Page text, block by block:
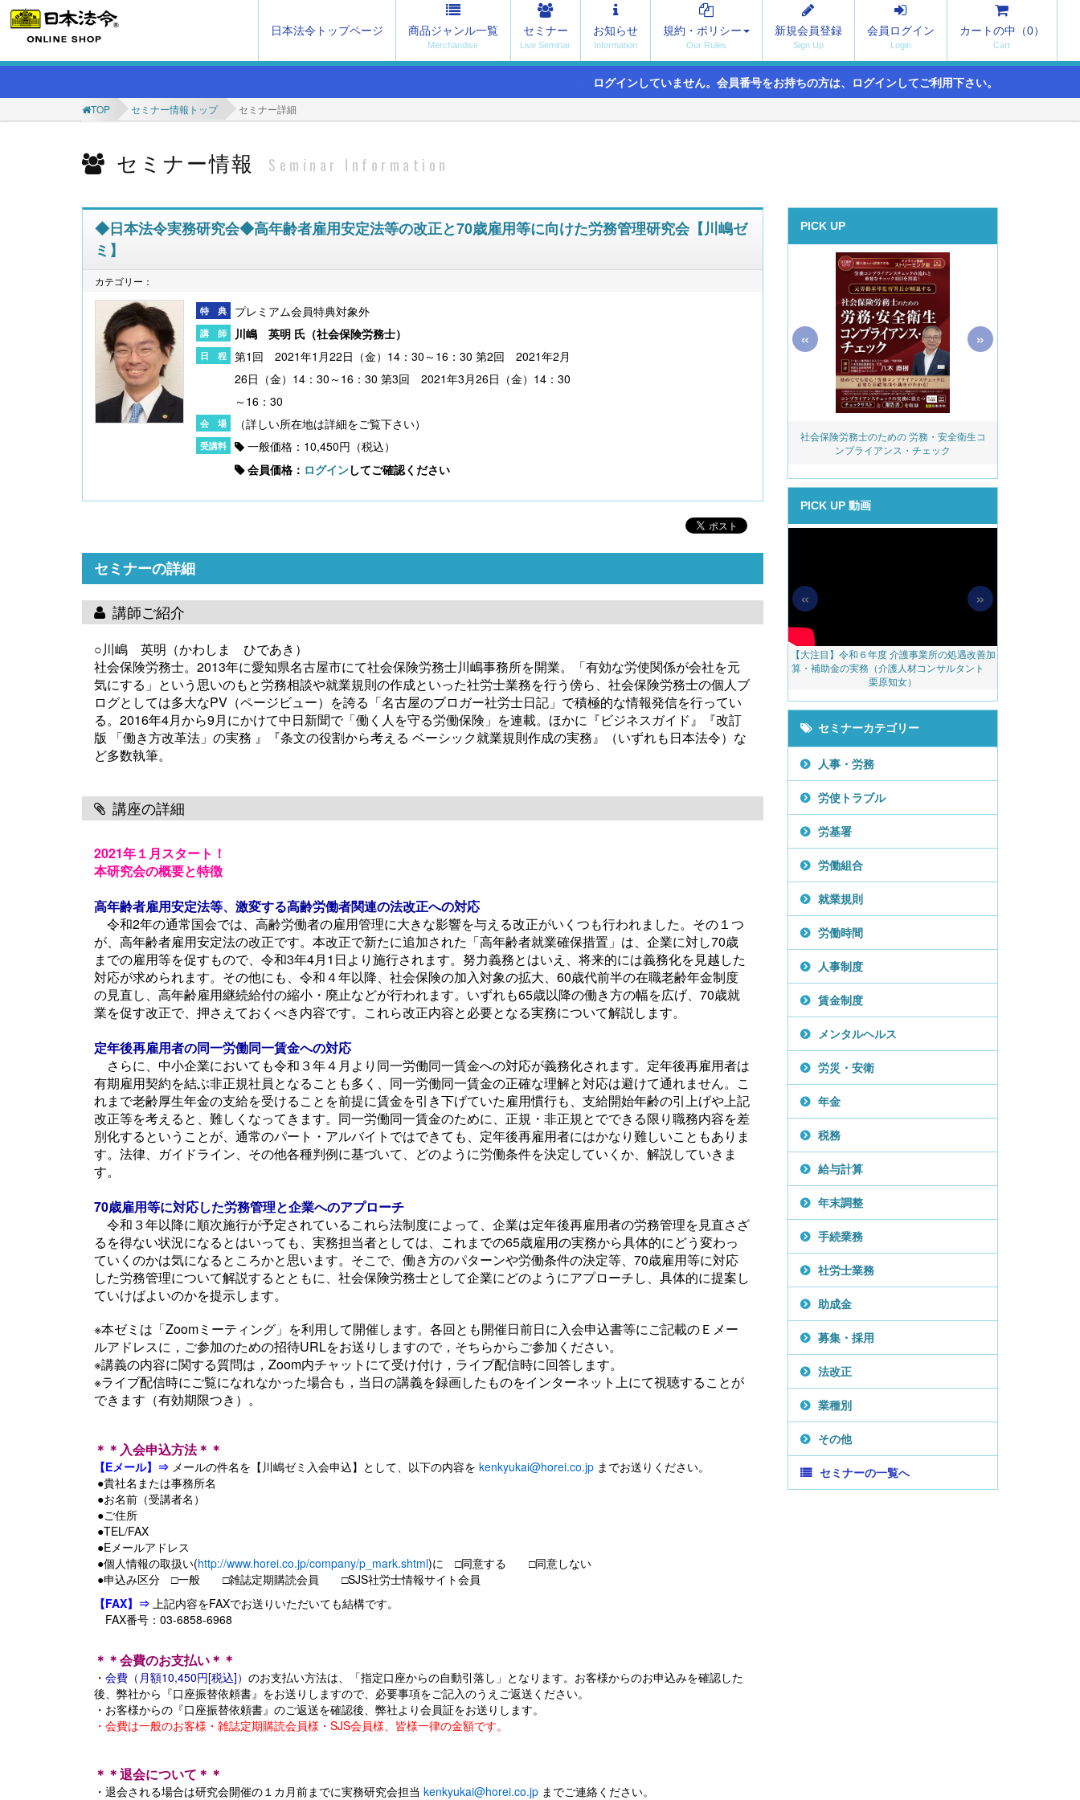
日本法令トップページ 商品ジャンル一覧 セミナー お知らせ 規約・ポリシー 新規会員登録 会員ログイン カートの中（0）
ログインしていません。会員番号をお持ちの方は、ログインしてご利用下さい。
TOP セミナー情報トップ セミナー詳細
セミナー情報 Seminar Information
◆日本法令実務研究会◆高年齢者雇用安定法等の改正と70歳雇用等に向けた労務管理研究会【川嶋ゼ
ミ】
カテゴリー：
プレミアム会員特典対象外
川嶋 英明 氏（社会保険労務士）
第1回 2021年1月22日（金）14：30～16：30 第2回 2021年2月
26日（金）14：30～16：30 第3回 2021年3月26日（金）14：30
～16：30
一般価格：10,450円（税込）
会員価格： ログインしてご確認ください
セミナーの詳細
講師ご紹介
○川嶋 英明 （かわしま ひであき）
社会保険労務士。2013年に愛知県名古屋市にて社会保険労務士川嶋事務所を開業。「有効な労使関係が会社を元
気にする」という思いのもと労務相談や就業規則の作成といった社労士業務を行う傍ら、社会保険労務士の個人ブ
ログとしては多大なPV（ページビュー）を誇る「名古屋のブロガー社労士日記」で積極的な情報発信を行ってい
る。2016年4月から9月にかけて中日新聞で「働く人を守る労働保険」を連載。ほかに『ビジネスガイド』『改訂
版 「働き方改革法」の実務 』『条文の役割から考える ベーシック就業規則作成の実務』（いずれも日本法令）な
ど多数執筆。
講座の詳細
2021年１月スタート！
本研究会の概要と特徴
高年齢者雇用安定法等、激変する高齢労働者関連の法改正への対応
令和2年の通常国会では、高齢労働者の雇用管理に大きな影響を与える改正がいくつも行われました。その１つ
が、高年齢者雇用安定法の改正です。本改正で新たに追加された「高年齢者就業確保措置」は、企業に対し70歳
までの雇用等を促すもので、令和3年4月1日より施行されます。努力義務とはいえ、将来的には義務化を見越した
対応が求められます。その他にも、令和４年以降、社会保険の加入対象の拡大、60歳代前半の在職老齢年金制度
の見直し、高年齢雇用継続給付の縮小・廃止などが行われます。いずれも65歳以降の働き方の幅を広げ、70歳就
業を促す改正で、押さえておくべき内容です。これら改正内容と必要となる実務について解説します。
定年後再雇用者の同一労働同一賃金への対応
さらに、中小企業においても令和３年４月より同一労働同一賃金への対応が義務化されます。定年後再雇用者は
有期雇用契約を結ぶ非正規社員となることも多く、同一労働同一賃金の正確な理解と対応は避けて通れません。こ
れまで老齢厚生年金の支給を受けることを前提に賃金を引き下げていた雇用慣行も、支給開始年齢の引上げや上記
改正等を考えると、難しくなってきます。同一労働同一賃金のために、正規・非正規とでできる限り職務内容を差
別化するということが、通常のパート・アルバイトではできても、定年後再雇用者にはかなり難しいこともありま
す。法律、ガイドライン、その他各種判例に基づいて、どのように労働条件を決定していくか、解説していきま
す。
70歳雇用等に対応した労務管理と企業へのアプローチ
令和３年以降に順次施行が予定されているこれら法制度によって、企業は定年後再雇用者の労務管理を見直さざ
るを得ない状況になるとはいっても、実務担当者としては、これまでの65歳雇用の実務から具体的にどう変わっ
ていくのかは気になるところかと思います。そこで、働き方のパターンや労働条件の決定等、70歳雇用等に対応
した労務管理について解説するとともに、社会保険労務士として企業にどのようにアプローチし、具体的に提案し
ていけばよいのかを提示します。
※本ゼミは「Zoomミーティング」を利用して開催します。各回とも開催日前日に入会申込書等にご記載のＥメー
ルアドレスに，ご参加のための招待URLをお送りしますので，そちらからご参加ください。
※講義の内容に関する質問は，Zoom内チャットにて受け付け，ライブ配信時に回答します。
※ライブ配信時にご覧になれなかった場合も，当日の講義を録画したものをインターネット上にて視聴することが
できます（有効期限つき）。
＊＊入会申込方法＊＊
【Eメール】⇒ メールの件名を【川嶋ゼミ入会申込】として、以下の内容を kenkyukai@horei.co.jp までお送りください。
●貴社名または事務所名
●お名前（受講者名）
●ご住所
●TEL/FAX
●Eメールアドレス
●個人情報の取扱い(http://www.horei.co.jp/company/p_mark.shtml)に □同意する □同意しない
●申込み区分 □一般 □雑誌定期購読会員 □SJS社労士情報サイト会員
【FAX】⇒ 上記内容をFAXでお送りいただいても結構です。
FAX番号：03-6858-6968
＊＊会費のお支払い＊＊
・ 会費（月額10,450円[税込]） のお支払い方法は、「指定口座からの自動引落し」となります。お客様からのお申込みを確認した
後、弊社から『口座振替依頼書』をお送りしますので、必要事項をご記入のうえご返送ください。
・お客様からの『口座振替依頼書』のご返送を確認後、弊社より会員証をお送りします。
・会費は一般のお客様・雑誌定期購読会員様・SJS会員様、皆様一律の金額です。
＊＊退会について＊＊
・退会される場合は研究会開催の１カ月前までに実務研究会担当 kenkyukai@horei.co.jp までご連絡ください。
PICK UP
社会保険労務士のための 労務・安全衛生コ
ンプライアンス・チェック
« »
PICK UP 動画
能２号の対象拡大･･･ 改正対応＆社労士のコンサ
ル 外国人雇用実務研究会【橋本ゼミ】第3ク
ール の見どころ
【大注目】令和６年度 介護事業所の処遇改善加
算・補助金の実務（介護人材コンサルタント
栗原知女）
« »
セミナーカテゴリー
人事・労務
労使トラブル
労基署
労働組合
就業規則
労働時間
人事制度
賃金制度
メンタルヘルス
労災・安衛
年金
税務
給与計算
年末調整
手続業務
社労士業務
助成金
募集・採用
法改正
業種別
その他
セミナーの一覧へ